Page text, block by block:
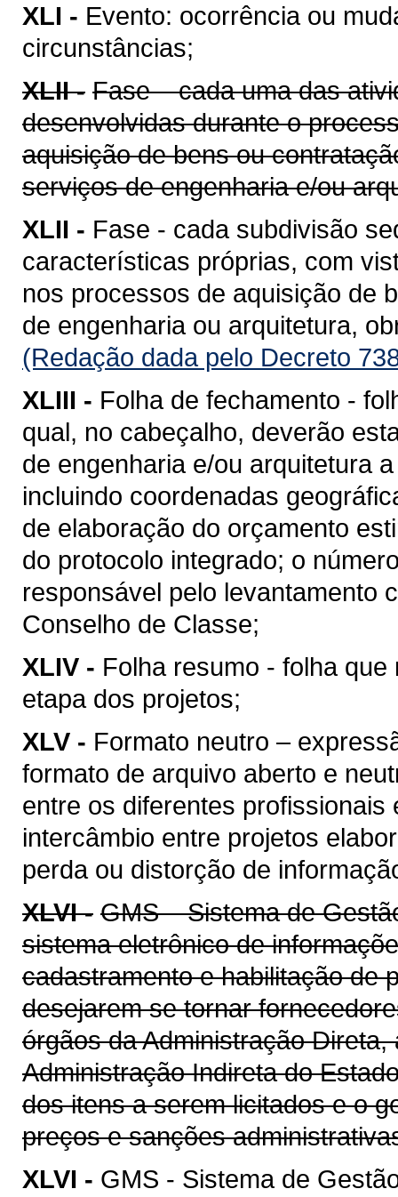
XLI - Evento: ocorrência ou
circunstâncias;
XLII - Fase – cada uma das
desenvolvidas durante o
aquisição de bens ou
serviços de engenharia e/ou
XLII - Fase - cada subdivisão
características próprias, com
nos processos de aquisição de
de engenharia ou arquitetura,
(Redação dada pelo Decreto
XLIII - Folha de fechamento -
qual, no cabeçalho, deverão
de engenharia e/ou arquitetura
incluindo coordenadas
de elaboração do orçamento
do protocolo integrado; o
responsável pelo levantamento
Conselho de Classe;
XLIV - Folha resumo - folha
etapa dos projetos;
XLV - Formato neutro –
formato de arquivo aberto e
entre os diferentes
intercâmbio entre projetos
perda ou distorção de
XLVI - GMS – Sistema de
sistema eletrônico de
cadastramento e habilitação de
desejarem se tornar
órgãos da Administração
Administração Indireta do
dos itens a serem licitados e o
preços e sanções
XLVI - GMS - Sistema de